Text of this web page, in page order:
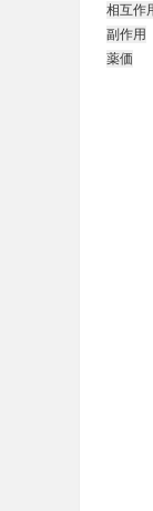
相互作
副作用
薬価